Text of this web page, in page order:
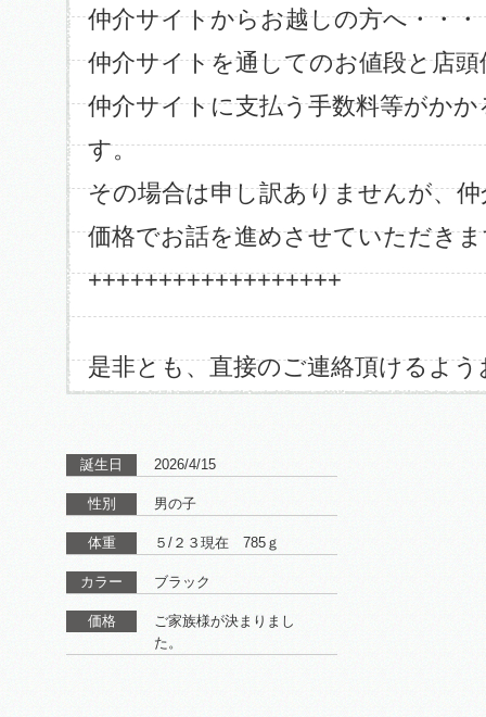
仲介サイトからお越しの方へ・・・
仲介サイトを通してのお値段と店
仲介サイトに支払う手数料等がか
す。
その場合は申し訳ありませんが、
価格でお話を進めさせていただき
++++++++++++++++++
是非とも、直接のご連絡頂けるよ
誕生日 2026/4/15
性別 男の子
体重 ５/２３現在 785ｇ
カラー ブラック
価格
ご家族様が決まりまし
た。